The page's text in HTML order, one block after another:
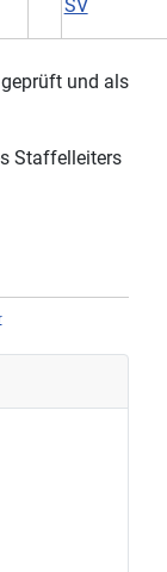
SV
und als
Staffelleiters